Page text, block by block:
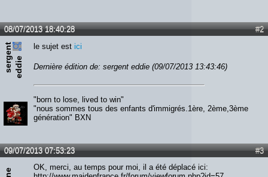
#2
08/07/2013 18:40:28
s
e
rg
e
n
t
e
d
d
ie
le sujet est ici
Dernière édition de: sergent eddie (09/07/2013 13:43:46)
"born to lose, lived to win"
"nous sommes tous des enfants d'immigrés.1ère, 2ème,3ème
génération" BXN
#3
09/07/2013 07:53:23
OK, merci, au temps pour moi, il a été déplacé ici: